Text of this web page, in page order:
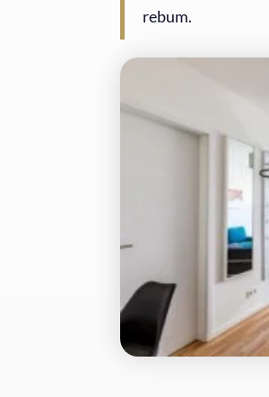
rebum.